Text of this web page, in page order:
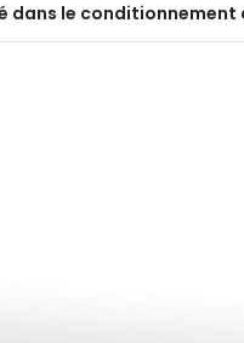
dans le conditionnement